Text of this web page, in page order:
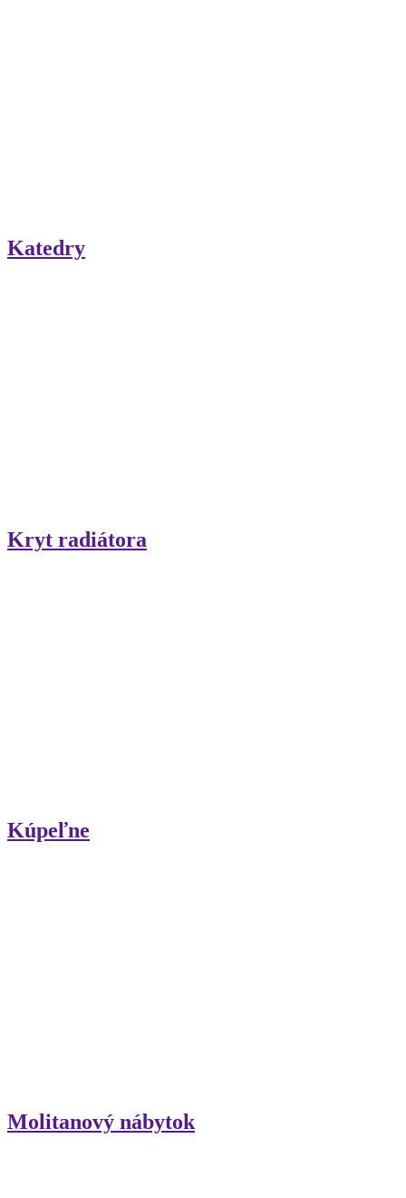
Katedry
Kryt radiátora
Kúpeľne
Molitanový nábytok